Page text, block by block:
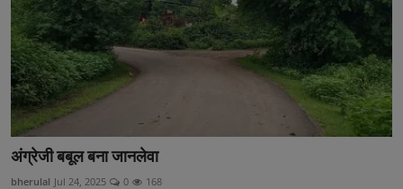
अंग्रेजी बबूल बना जानलेवा
bherulal Jul 24, 2025 0 168